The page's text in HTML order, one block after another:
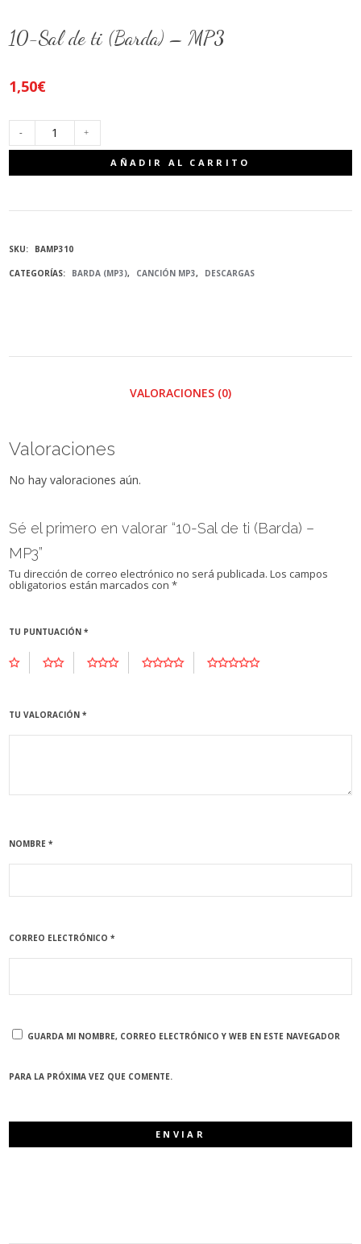
10-Sal de ti (Barda) – MP3
1,50€
AÑADIR AL CARRITO
SKU: BAMP310
CATEGORÍAS: BARDA (MP3), CANCIÓN MP3, DESCARGAS
VALORACIONES (0)
Valoraciones
No hay valoraciones aún.
Sé el primero en valorar “10-Sal de ti (Barda) –
MP3”
Tu dirección de correo electrónico no será publicada. Los campos
obligatorios están marcados con*
TU PUNTUACIÓN*
TU VALORACIÓN*
NOMBRE*
CORREO ELECTRÓNICO*
GUARDA MI NOMBRE, CORREO ELECTRÓNICO Y WEB EN ESTE NAVEGADOR
PARA LA PRÓXIMA VEZ QUE COMENTE.